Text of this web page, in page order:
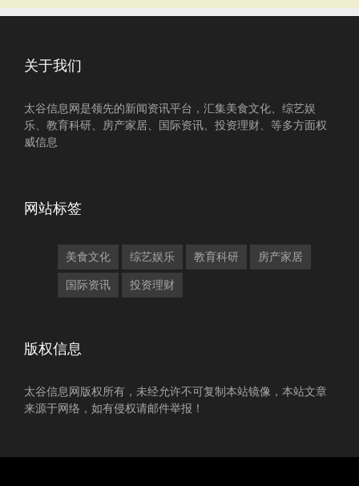
关于我们
太谷信息网是领先的新闻资讯平台，汇集美食文化、综艺娱
乐、教育科研、房产家居、国际资讯、投资理财、等多方面权
威信息
网站标签
美食文化 综艺娱乐 教育科研 房产家居
国际资讯 投资理财
版权信息
太谷信息网版权所有，未经允许不可复制本站镜像，本站文章
来源于网络，如有侵权请邮件举报！